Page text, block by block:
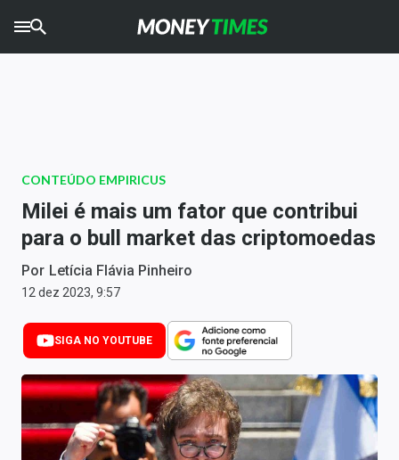
Giro do Mercado
Newsletters
Money Trader
Anuncie
Últimas Notícias
Cotações
CONTEÚDO EMPIRICUS
Milei é mais um fator que contribui
para o bull market das criptomoedas
Por Letícia Flávia Pinheiro
12 dez 2023, 9:57
SIGA NO YOUTUBE